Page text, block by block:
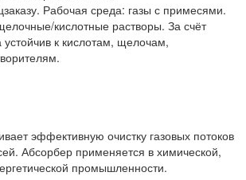
Рабочая среда: газы с примесями.
кислотные растворы. За счёт
устойчив к кислотам, щелочам,
эффективную очистку газовых потоков
Абсорбер применяется в химической,
промышленности.